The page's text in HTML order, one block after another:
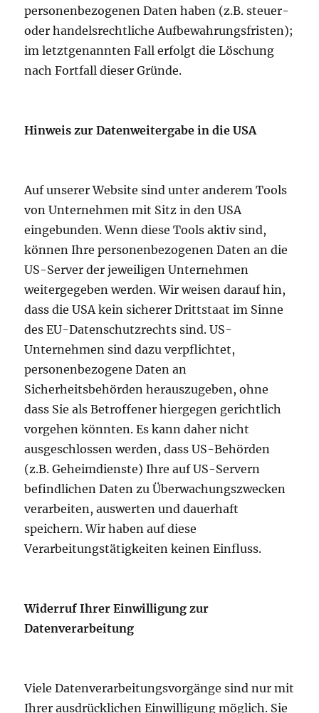
personenbezogenen Daten haben (z.B. steuer-
oder handelsrechtliche Aufbewahrungsfristen);
im letztgenannten Fall erfolgt die Löschung
nach Fortfall dieser Gründe.
Hinweis zur Datenweitergabe in die USA
Auf unserer Website sind unter anderem Tools
von Unternehmen mit Sitz in den USA
eingebunden. Wenn diese Tools aktiv sind,
können Ihre personenbezogenen Daten an die
US-Server der jeweiligen Unternehmen
weitergegeben werden. Wir weisen darauf hin,
dass die USA kein sicherer Drittstaat im Sinne
des EU-Datenschutzrechts sind. US-
Unternehmen sind dazu verpflichtet,
personenbezogene Daten an
Sicherheitsbehörden herauszugeben, ohne
dass Sie als Betroffener hiergegen gerichtlich
vorgehen könnten. Es kann daher nicht
ausgeschlossen werden, dass US-Behörden
(z.B. Geheimdienste) Ihre auf US-Servern
befindlichen Daten zu Überwachungszwecken
verarbeiten, auswerten und dauerhaft
speichern. Wir haben auf diese
Verarbeitungstätigkeiten keinen Einfluss.
Widerruf Ihrer Einwilligung zur
Datenverarbeitung
Viele Datenverarbeitungsvorgänge sind nur mit
Ihrer ausdrücklichen Einwilligung möglich. Sie